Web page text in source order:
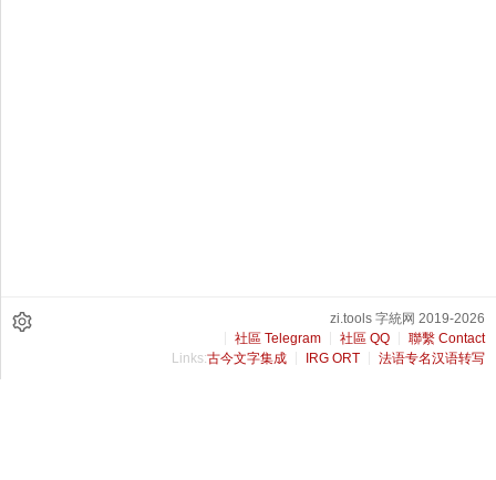
zi.tools 字統网 2019-2026
社區 Telegram
社區 QQ
聯繫 Contact
Links:古今文字集成 IRG ORT 法语专名汉语转写